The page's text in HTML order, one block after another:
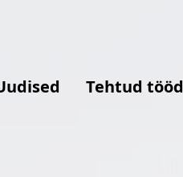
Tehtud tööd